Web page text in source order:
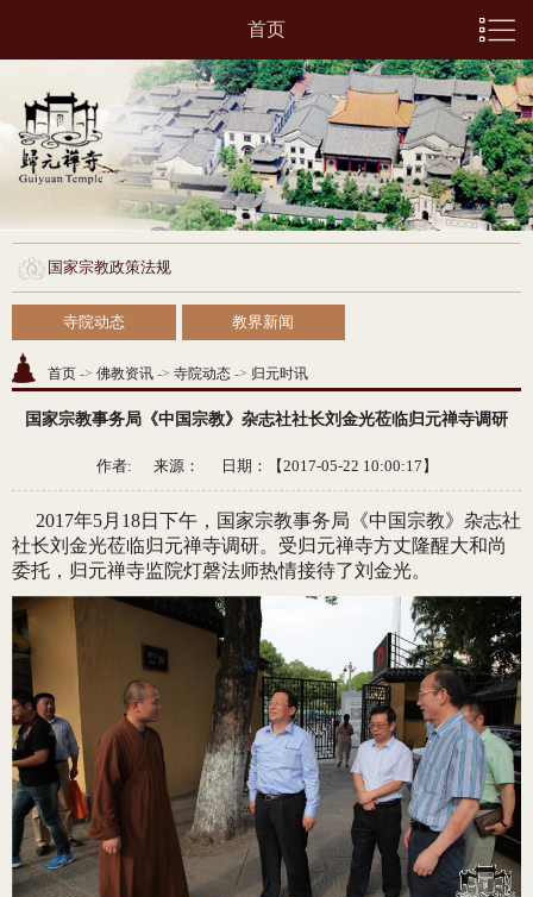
首页
国家宗教政策法规
寺院动态 教界新闻
首页 -> 佛教资讯 -> 寺院动态 -> 归元时讯
国家宗教事务局《中国宗教》杂志社社长刘金光莅临归元禅寺调研
作者: 来源： 日期：【2017-05-22 10:00:17】
2017年5月18日下午，国家宗教事务局《中国宗教》杂志社
社长刘金光莅临归元禅寺调研。受归元禅寺方丈隆醒大和尚
委托，归元禅寺监院灯磬法师热情接待了刘金光。